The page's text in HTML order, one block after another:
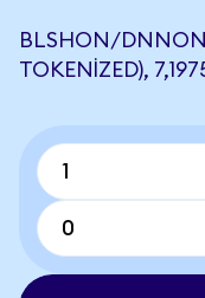
BLSHON/
TOKENIZED),